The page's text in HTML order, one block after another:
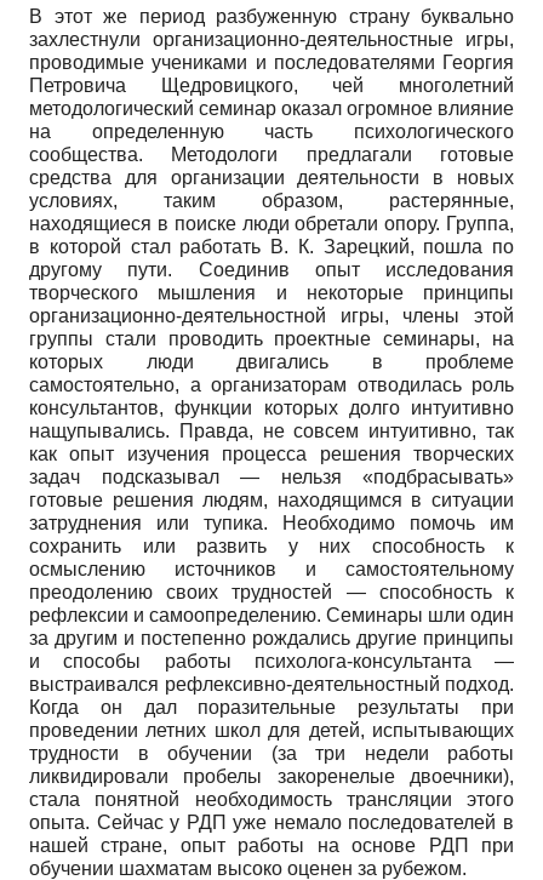
В этот же период разбуженную страну буквально
захлестнули организационно-деятельностные игры,
проводимые учениками и последователями Георгия
Петровича Щедровицкого, чей многолетний
методологический семинар оказал огромное влияние
на определенную часть психологического
сообщества. Методологи предлагали готовые
средства для организации деятельности в новых
условиях, таким образом, растерянные,
находящиеся в поиске люди обретали опору. Группа,
в которой стал работать В. К. Зарецкий, пошла по
другому пути. Соединив опыт исследования
творческого мышления и некоторые принципы
организационно-деятельностной игры, члены этой
группы стали проводить проектные семинары, на
которых люди двигались в проблеме
самостоятельно, а организаторам отводилась роль
консультантов, функции которых долго интуитивно
нащупывались. Правда, не совсем интуитивно, так
как опыт изучения процесса решения творческих
задач подсказывал — нельзя «подбрасывать»
готовые решения людям, находящимся в ситуации
затруднения или тупика. Необходимо помочь им
сохранить или развить у них способность к
осмыслению источников и самостоятельному
преодолению своих трудностей — способность к
рефлексии и самоопределению. Семинары шли один
за другим и постепенно рождались другие принципы
и способы работы психолога-консультанта —
выстраивался рефлексивно-деятельностный подход.
Когда он дал поразительные результаты при
проведении летних школ для детей, испытывающих
трудности в обучении (за три недели работы
ликвидировали пробелы закоренелые двоечники),
стала понятной необходимость трансляции этого
опыта. Сейчас у РДП уже немало последователей в
нашей стране, опыт работы на основе РДП при
обучении шахматам высоко оценен за рубежом.